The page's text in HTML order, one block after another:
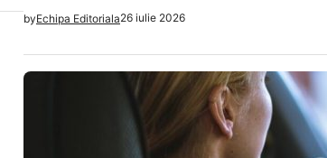
byEchipa Editoriala26 iulie 2026